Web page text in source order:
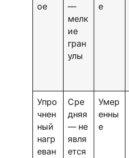
ое
—
мелк
ие
гран
улы
е
Упро
чнен
ный
нагр
еван
Сре
дняя
— не
явля
ется
Умер
енны
е